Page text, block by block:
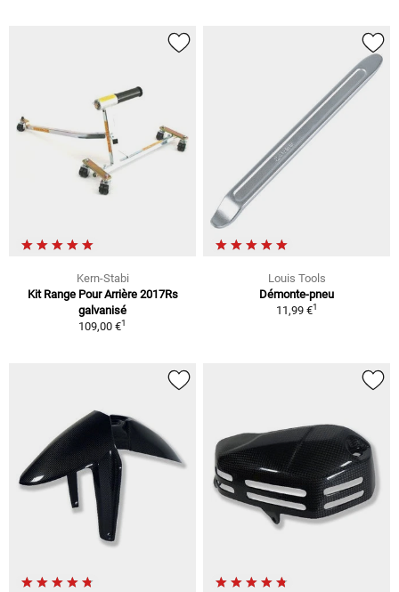
Kern-Stabi
Kit Range Pour Arrière 2017Rs
galvanisé
109,00 €1
Louis Tools
Démonte-pneu
11,99 €1